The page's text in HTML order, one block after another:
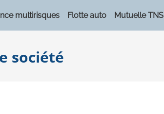
multirisques Flotte auto Mutuelle TNS
société